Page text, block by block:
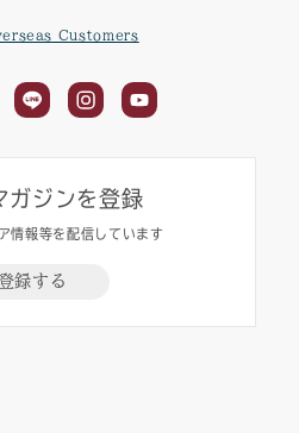
Customers
ガジンを登録
情報等を配信しています
録する